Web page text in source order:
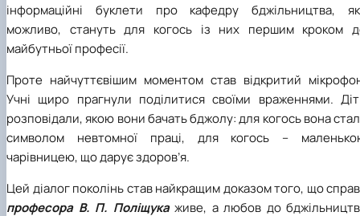
інформаційні буклети про кафедру бджільництва,
можливо, стануть для когось із них першим кроком
майбутньої професії.
Проте найчуттєвішим моментом став відкритий
Учні щиро прагнули поділитися своїми враженнями.
розповідали, якою вони бачать бджолу: для когось вона
символом невтомної праці, для когось –
чарівницею, що дарує здоров’я.
Цей діалог поколінь став найкращим доказом того, що
професора В. П. Поліщукаживе, а любов до